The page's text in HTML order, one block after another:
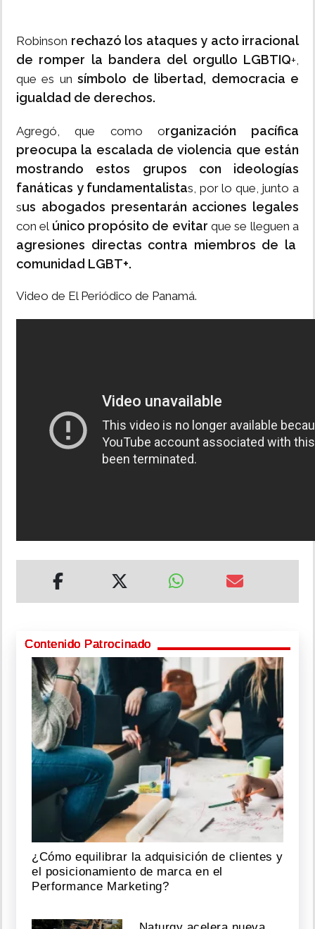
Robinson rechazó los ataques y acto irracional
de romper la bandera del orgullo LGBTIQ+,
que es unsímbolo de libertad, democracia e
igualdad de derechos.
Agregó, que como organización pacífica
preocupa la escalada de violencia que están
mostrando estos grupos con ideologías
fanáticas y fundamentalistas, por lo que, junto a
sus abogados presentarán acciones legales
con el único propósito de evitar que se lleguen a
agresiones directas contra miembros de la
comunidad LGBT+.
Video de El Periódico de Panamá.
Contenido Patrocinado
¿Cómo equilibrar la adquisición de clientes y
el posicionamiento de marca en el
Performance Marketing?